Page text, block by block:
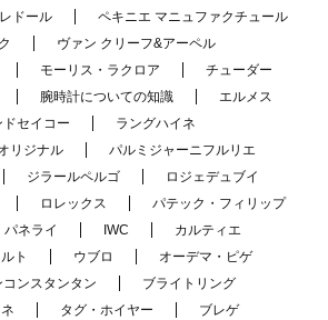
ドール
ペキニエ マニュファクチュール
ヴァン クリーフ&アーペル
モーリス・ラクロア
チューダー
腕時計についての知識
エルメス
ドセイコー
ラングハイネ
リジナル
パルミジャーニフルリエ
ジラールペルゴ
ロジェデュブイ
ロレックス
パテック・フィリップ
パネライ IWC
カルティエ
ト
ウブロ
オーデマ・ピゲ
ンスタンタン
ブライトリング
タグ・ホイヤー
ブレゲ